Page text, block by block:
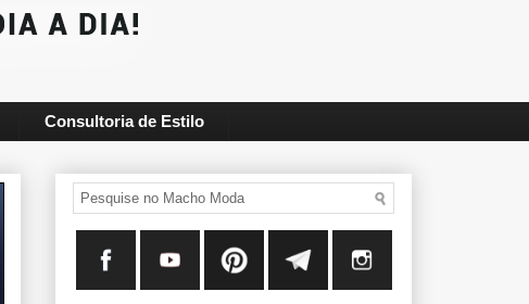
Consultoria de Estilo